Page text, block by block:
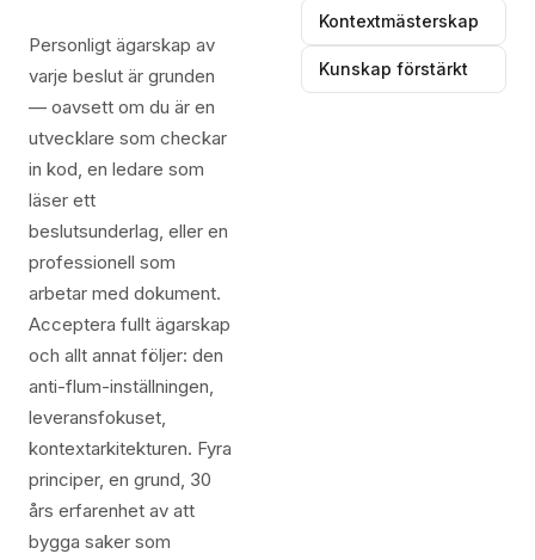
Personligt ägarskap av
varje beslut är grunden
— oavsett om du är en
utvecklare som checkar
in kod, en ledare som
läser ett
beslutsunderlag, eller en
professionell som
arbetar med dokument.
Acceptera fullt ägarskap
och allt annat följer: den
anti-flum-inställningen,
leveransfokuset,
kontextarkitekturen. Fyra
principer, en grund, 30
års erfarenhet av att
bygga saker som
Kontextmästerskap
Kunskap förstärkt